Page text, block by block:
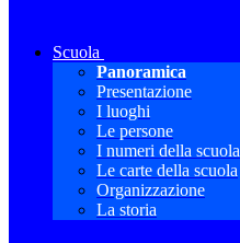
Scuola
Panoramica
Presentazione
I luoghi
Le persone
I numeri della scuola
Le carte della scuola
Organizzazione
La storia